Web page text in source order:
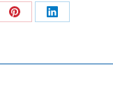
Share
Pinterest
Share
LinkedIn